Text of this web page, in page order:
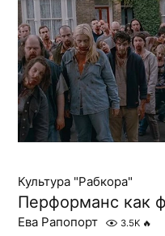
Культура "Рабкора"
Перформанс как
Ева Рапопорт 3.5K 🔥